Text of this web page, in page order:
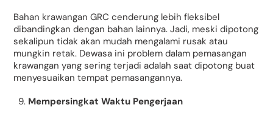
Bahan krawangan GRC cenderung lebih fleksibel
dibandingkan dengan bahan lainnya. Jadi, meski dipotong
sekalipun tidak akan mudah mengalami rusak atau
mungkin retak. Dewasa ini problem dalam pemasangan
krawangan yang sering terjadi adalah saat dipotong buat
menyesuaikan tempat pemasangannya.
Mempersingkat Waktu Pengerjaan